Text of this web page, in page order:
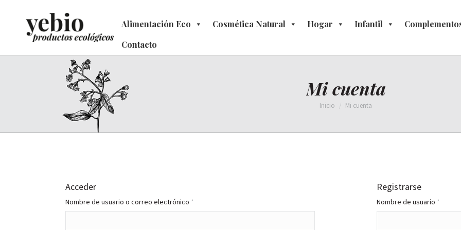
Alimentación Eco Cosmética Natural Hogar Infantil
Contacto
Mi cuenta
Estás aquí:
Inicio Mi cuenta
Acceder
Nombre de usuario o correo electrónico *
Registrarse
Nombre de usuario *
Alimentación Eco Cosmética Natural Hogar Infantil
Contacto